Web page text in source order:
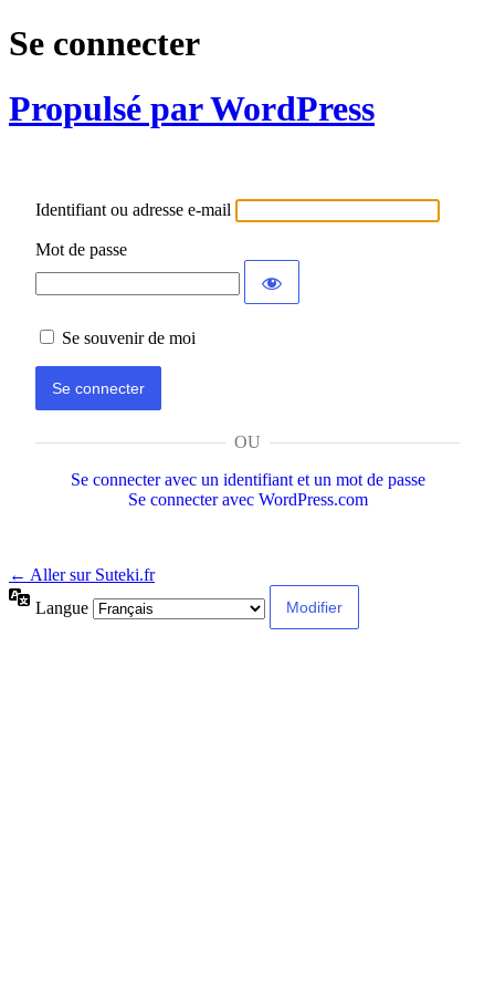
Se connecter
Propulsé par WordPress
Identifiant ou adresse e-mail
Mot de passe
Se souvenir de moi
OU
Se connecter avec un identifiant et un mot de passe
Se connecter avec WordPress.com
← Aller sur Suteki.fr
Langue